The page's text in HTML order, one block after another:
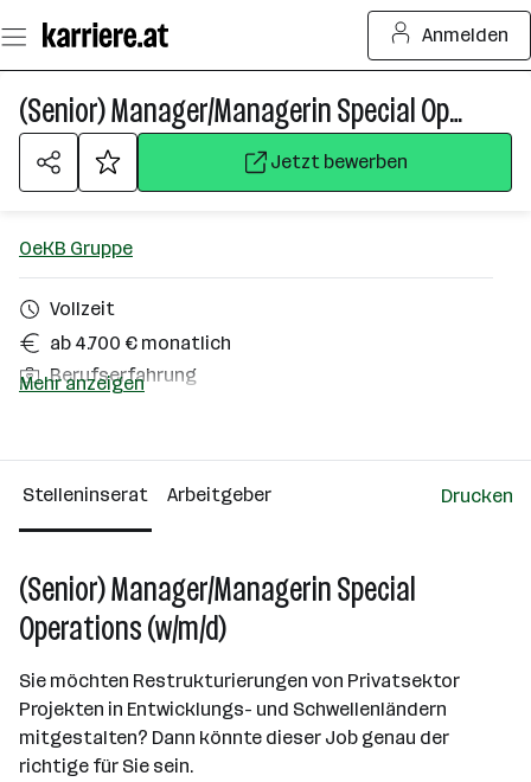
Seiteninhalt
springen
Anmelden
(Senior) Manager/Managerin Special Operations (w/m/d)
Jetzt bewerben
OeKB Gruppe
Vollzeit
ab 4.700 € monatlich
Berufserfahrung
Wien
Mehr anzeigen
Stelleninserat Arbeitgeber Drucken
(Senior) Manager/Managerin Special
Operations (w/m/d)
Sie möchten Restrukturierungen von Privatsektor
Projekten in Entwicklungs- und Schwellenländern
mitgestalten? Dann könnte dieser Job genau der
richtige für Sie sein.